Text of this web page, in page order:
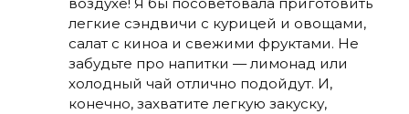
воздухе! Я бы посоветовала приготовить
легкие сэндвичи с курицей и овощами,
салат с киноа и свежими фруктами. Не
забудьте про напитки — лимонад или
холодный чай отлично подойдут. И,
конечно, захватите легкую закуску,